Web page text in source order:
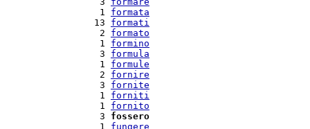
   1
formata
  13
formati
   2
formato
   1
formino
   3
formula
   1
formule
   2
fornire
   3
fornite
   1
forniti
   1
fornito
   3
fossero
   1
fungere